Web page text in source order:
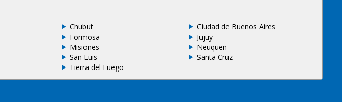
Chubut
Ciudad de Buenos Aires
Formosa
Jujuy
Misiones
Neuquen
San Luis
Santa Cruz
Tierra del Fuego